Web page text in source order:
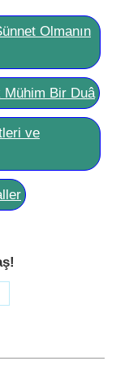
Olmanın
Mühim Bir Duâ
ve